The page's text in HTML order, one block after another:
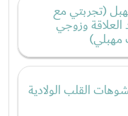
(تجربتي مع
وزوجي
القلب الولادية